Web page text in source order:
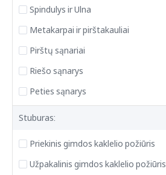
Spindulys ir Ulna
Metakarpai ir pirštakauliai
Pirštų sąnariai
Riešo sąnarys
Peties sąnarys
Stuburas:
Priekinis gimdos kaklelio požiūris
Užpakalinis gimdos kaklelio požiūris